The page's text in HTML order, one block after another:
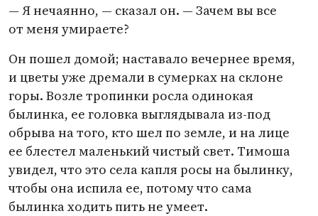
— Я нечаянно, — сказал он. — Зачем вы все
от меня умираете?
Он пошел домой; наставало вечернее время,
и цветы уже дремали в сумерках на склоне
горы. Возле тропинки росла одинокая
былинка, ее головка выглядывала из-под
обрыва на того, кто шел по земле, и на лице
ее блестел маленький чистый свет. Тимоша
увидел, что это села капля росы на былинку,
чтобы она испила ее, потому что сама
былинка ходить пить не умеет.